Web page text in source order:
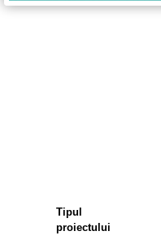
Tipul
proiectului